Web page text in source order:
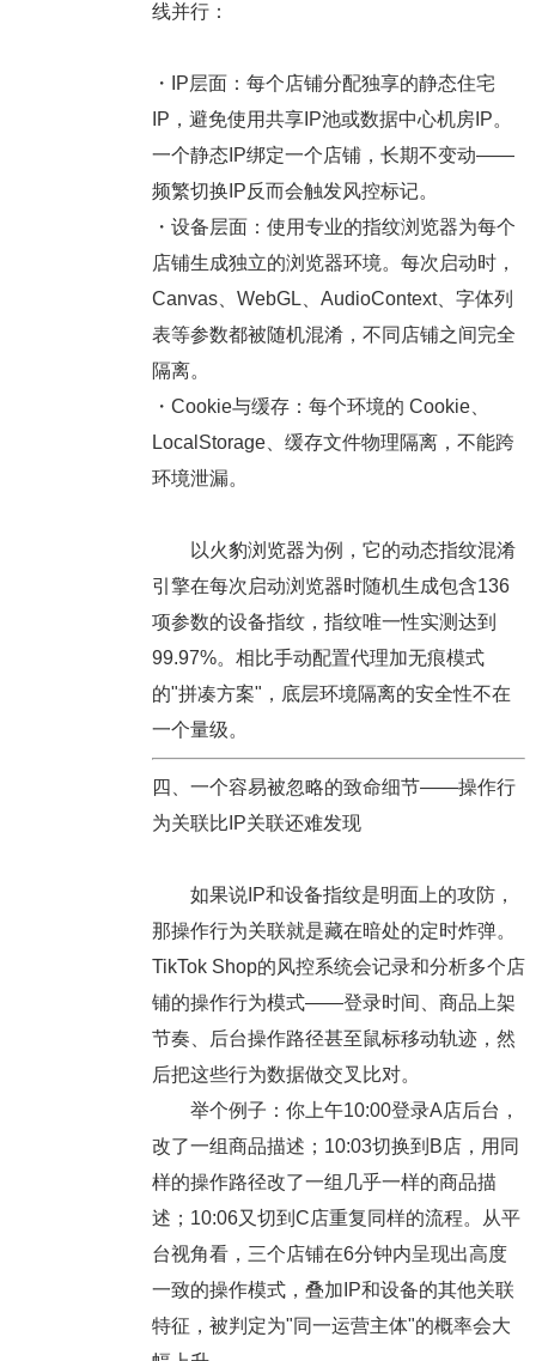
线并行：
・IP层面： 每个店铺分配独享的静态住宅
IP，避免使用共享IP池或数据中心机房IP。
一个静态IP绑定一个店铺，长期不变动——
频繁切换IP反而会触发风控标记。
・设备层面： 使用专业的指纹浏览器为每个
店铺生成独立的浏览器环境。每次启动时，
Canvas、WebGL、AudioContext、字体列
表等参数都被随机混淆，不同店铺之间完全
隔离。
・Cookie与缓存： 每个环境的 Cookie、
LocalStorage、缓存文件物理隔离，不能跨
环境泄漏。
以火豹浏览器为例，它的动态指纹混淆
引擎在每次启动浏览器时随机生成包含136
项参数的设备指纹，指纹唯一性实测达到
99.97%。相比手动配置代理加无痕模式
的"拼凑方案"，底层环境隔离的安全性不在
一个量级。
四、一个容易被忽略的致命细节——操作行
为关联比IP关联还难发现
如果说IP和设备指纹是明面上的攻防，
那操作行为关联就是藏在暗处的定时炸弹。
TikTok Shop的风控系统会记录和分析多个店
铺的操作行为模式——登录时间、商品上架
节奏、后台操作路径甚至鼠标移动轨迹，然
后把这些行为数据做交叉比对。
举个例子：你上午10:00登录A店后台，
改了一组商品描述；10:03切换到B店，用同
样的操作路径改了一组几乎一样的商品描
述；10:06又切到C店重复同样的流程。从平
台视角看，三个店铺在6分钟内呈现出高度
一致的操作模式，叠加IP和设备的其他关联
特征，被判定为"同一运营主体"的概率会大